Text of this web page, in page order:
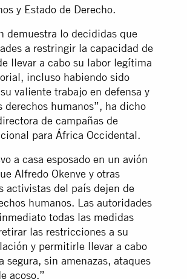
y Estado de Derecho.
demuestra lo decididas que
a restringir la capacidad de
llevar a cabo su labor legítima
incluso habiendo sido
valiente trabajo en defensa y
derechos humanos”, ha dicho
de campañas de
para África Occidental.
a casa esposado en un avión
Alfredo Okenve y otras
activistas del país dejen de
humanos. Las autoridades
todas las medidas
las restricciones a su
y permitirle llevar a cabo
segura, sin amenazas, ataques
acoso.”